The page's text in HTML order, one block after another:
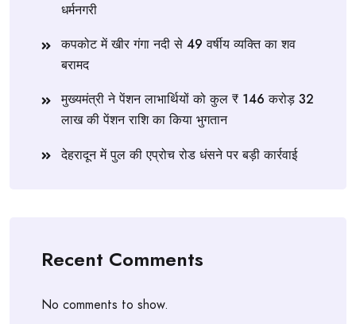
धर्मनगरी
कपकोट में खीर गंगा नदी से 49 वर्षीय व्यक्ति का शव
बरामद
मुख्यमंत्री ने पेंशन लाभार्थियों को कुल ₹ 146 करोड़ 32
लाख की पेंशन राशि का किया भुगतान
देहरादून में पुल की एप्रोच रोड धंसने पर बड़ी कार्रवाई
Recent Comments
No comments to show.